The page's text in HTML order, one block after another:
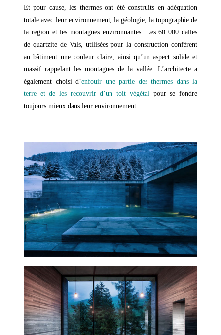
Et pour cause, les thermes ont été construits en adéquation
totale avec leur environnement, la géologie, la topographie de
la région et les montagnes environnantes. Les 60 000 dalles
de quartzite de Vals, utilisées pour la construction confèrent
au bâtiment une couleur claire, ainsi qu’un aspect solide et
massif rappelant les montagnes de la vallée. L’architecte a
également choisi d’enfouir une partie des thermes dans la
terre et de les recouvrir d’un toit végétalpour se fondre
toujours mieux dans leur environnement.